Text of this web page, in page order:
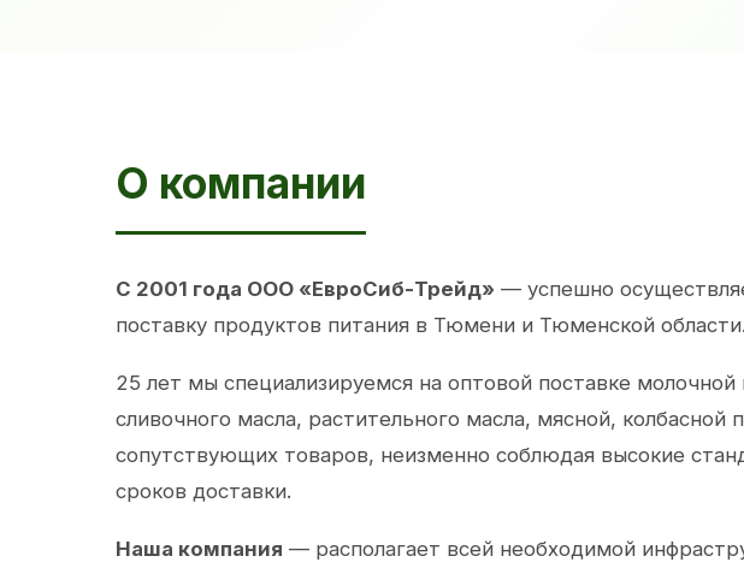
О компании
С 2001 года ООО «ЕвроСиб-Трейд» — успешно
поставку продуктов питания в Тюмени и Тюменской области.
25 лет мы специализируемся на оптовой поставке молочной
сливочного масла, растительного масла, мясной, колбасной
сопутствующих товаров, неизменно соблюдая высокие
сроков доставки.
Наша компания — располагает всей необходимой